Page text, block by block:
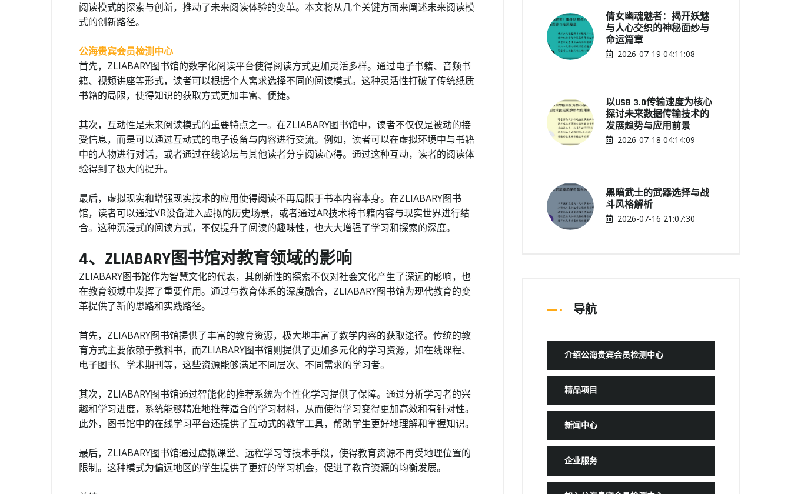
阅读模式的探索与创新，推动了未来阅读体验的变革。本文将从几个关键方面来阐述未来阅读模
式的创新路径。
公海贵宾会员检测中心
首先，ZLIABARY图书馆的数字化阅读平台使得阅读方式更加灵活多样。通过电子书籍、音频书
籍、视频讲座等形式，读者可以根据个人需求选择不同的阅读模式。这种灵活性打破了传统纸质
书籍的局限，使得知识的获取方式更加丰富、便捷。
其次，互动性是未来阅读模式的重要特点之一。在ZLIABARY图书馆中，读者不仅仅是被动的接
受信息，而是可以通过互动式的电子设备与内容进行交流。例如，读者可以在虚拟环境中与书籍
中的人物进行对话，或者通过在线论坛与其他读者分享阅读心得。通过这种互动，读者的阅读体
验得到了极大的提升。
最后，虚拟现实和增强现实技术的应用使得阅读不再局限于书本内容本身。在ZLIABARY图书
馆，读者可以通过VR设备进入虚拟的历史场景，或者通过AR技术将书籍内容与现实世界进行结
合。这种沉浸式的阅读方式，不仅提升了阅读的趣味性，也大大增强了学习和探索的深度。
4、ZLIABARY图书馆对教育领域的影响
ZLIABARY图书馆作为智慧文化的代表，其创新性的探索不仅对社会文化产生了深远的影响，也
在教育领域中发挥了重要作用。通过与教育体系的深度融合，ZLIABARY图书馆为现代教育的变
革提供了新的思路和实践路径。
首先，ZLIABARY图书馆提供了丰富的教育资源，极大地丰富了教学内容的获取途径。传统的教
育方式主要依赖于教科书，而ZLIABARY图书馆则提供了更加多元化的学习资源，如在线课程、
电子图书、学术期刊等，这些资源能够满足不同层次、不同需求的学习者。
其次，ZLIABARY图书馆通过智能化的推荐系统为个性化学习提供了保障。通过分析学习者的兴
趣和学习进度，系统能够精准地推荐适合的学习材料，从而使得学习变得更加高效和有针对性。
此外，图书馆中的在线学习平台还提供了互动式的教学工具，帮助学生更好地理解和掌握知识。
最后，ZLIABARY图书馆通过虚拟课堂、远程学习等技术手段，使得教育资源不再受地理位置的
限制。这种模式为偏远地区的学生提供了更好的学习机会，促进了教育资源的均衡发展。
倩女幽魂魅者：揭开妖魅
与人心交织的神秘面纱与
命运篇章
2026-07-19 04:11:08
以USB 3.0传输速度为核心
探讨未来数据传输技术的
发展趋势与应用前景
2026-07-18 04:14:09
黑暗武士的武器选择与战
斗风格解析
2026-07-16 21:07:30
导航
介绍公海贵宾会员检测中心
精品项目
新闻中心
企业服务